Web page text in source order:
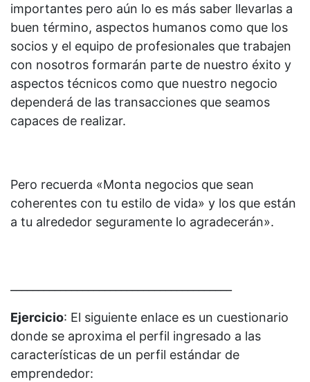
importantes pero aún lo es más saber llevarlas a
buen término, aspectos humanos como que los
socios y el equipo de profesionales que trabajen
con nosotros formarán parte de nuestro éxito y
aspectos técnicos como que nuestro negocio
dependerá de las transacciones que seamos
capaces de realizar.
Pero recuerda «Monta negocios que sean
coherentes con tu estilo de vida» y los que están
a tu alrededor seguramente lo agradecerán».
Ejercicio: El siguiente enlace es un cuestionario
donde se aproxima el perfil ingresado a las
características de un perfil estándar de
emprendedor: